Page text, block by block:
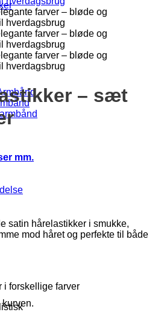
mm.
– sæt
satin hårelastikker i smukke,
mod håret og perfekte til både
forskellige farver